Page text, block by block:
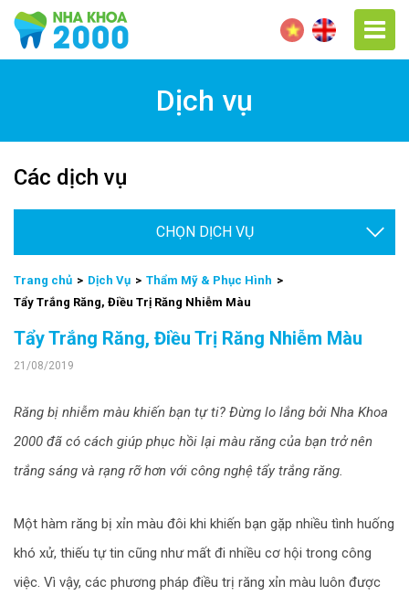
Dịch vụ
Các dịch vụ
Trang chủ Dịch Vụ
Thẩm Mỹ & Phục Hình
Tẩy Trắng Răng, Điều Trị Răng Nhiễm Màu
Tẩy Trắng Răng, Điều Trị Răng Nhiễm Màu
21/08/2019
Răng bị nhiễm màu khiến bạn tự ti? Đừng lo lắng bởi Nha Khoa
2000 đã có cách giúp phục hồi lại màu răng của bạn trở nên
trắng sáng và rạng rỡ hơn với công nghệ tẩy trắng răng.
Một hàm răng bị xỉn màu đôi khi khiến bạn gặp nhiều tình huống
khó xử, thiếu tự tin cũng như mất đi nhiều cơ hội trong công
việc. Vì vậy, các phương pháp điều trị răng xỉn màu luôn được